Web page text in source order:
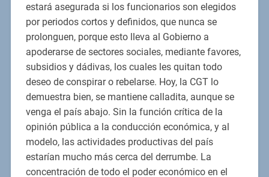
estará asegurada si los funcionarios son elegidos
por periodos cortos y definidos, que nunca se
prolonguen, porque esto lleva al Gobierno a
apoderarse de sectores sociales, mediante favores,
subsidios y dádivas, los cuales les quitan todo
deseo de conspirar o rebelarse. Hoy, la CGT lo
demuestra bien, se mantiene calladita, aunque se
venga el país abajo. Sin la función crítica de la
opinión pública a la conducción económica, y al
modelo, las actividades productivas del país
estarían mucho más cerca del derrumbe. La
concentración de todo el poder económico en el